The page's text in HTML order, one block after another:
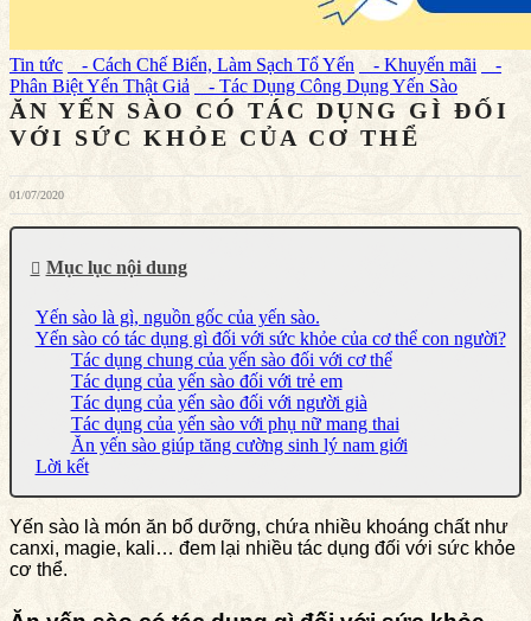
Tin tức - Cách Chế Biến, Làm Sạch Tổ Yến - Khuyến mãi
-
Phân Biệt Yến Thật Giả
- Tác Dụng Công Dụng Yến Sào
ĂN YẾN SÀO CÓ TÁC DỤNG GÌ ĐỐI
VỚI SỨC KHỎE CỦA CƠ THỂ
01/07/2020
Mục lục nội dung
Yến sào là gì, nguồn gốc của yến sào.
Yến sào có tác dụng gì đối với sức khỏe của cơ thể con người?
Tác dụng chung của yến sào đối với cơ thể
Tác dụng của yến sào đối với trẻ em
Tác dụng của yến sào đối với người già
Tác dụng của yến sào với phụ nữ mang thai
Ăn yến sào giúp tăng cường sinh lý nam giới
Lời kết
Yến sào là món ăn bổ dưỡng, chứa nhiều khoáng chất như
canxi, magie, kali… đem lại nhiều tác dụng đối với sức khỏe
cơ thể.